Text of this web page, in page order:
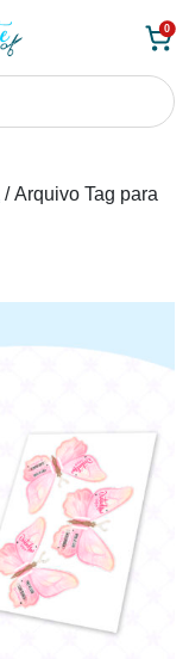
0
/ Arquivo Tag para